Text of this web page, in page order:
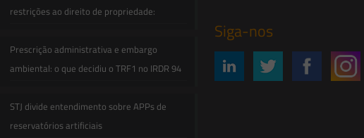
restrições ao direito de propriedade:
Prescrição administrativa e embargo
ambiental: o que decidiu o TRF1 no IRDR 94
STJ divide entendimento sobre APPs de
reservatórios artificiais
Siga-nos